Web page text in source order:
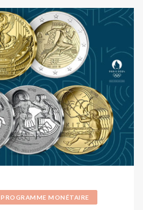
PROGRAMME MONÉTAIRE